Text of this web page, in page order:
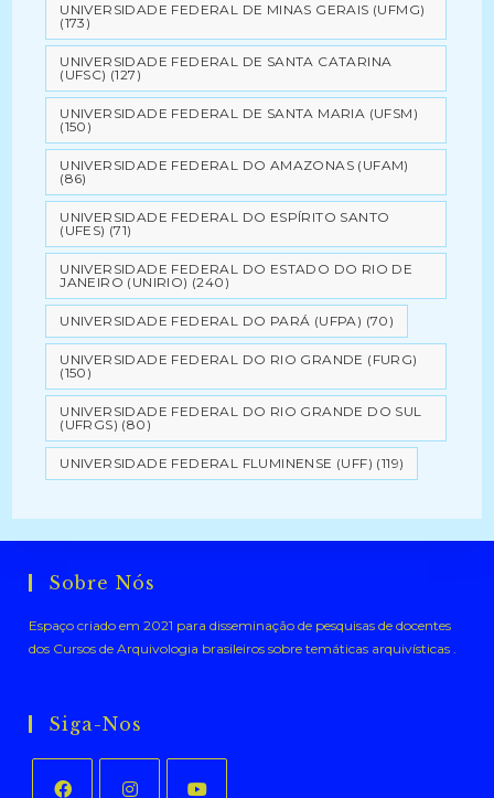
UNIVERSIDADE FEDERAL DE MINAS GERAIS (UFMG)
(173)
UNIVERSIDADE FEDERAL DE SANTA CATARINA
(UFSC) (127)
UNIVERSIDADE FEDERAL DE SANTA MARIA (UFSM)
(150)
UNIVERSIDADE FEDERAL DO AMAZONAS (UFAM)
(86)
UNIVERSIDADE FEDERAL DO ESPÍRITO SANTO
(UFES) (71)
UNIVERSIDADE FEDERAL DO ESTADO DO RIO DE
JANEIRO (UNIRIO) (240)
UNIVERSIDADE FEDERAL DO PARÁ (UFPA) (70)
UNIVERSIDADE FEDERAL DO RIO GRANDE (FURG)
(150)
UNIVERSIDADE FEDERAL DO RIO GRANDE DO SUL
(UFRGS) (80)
UNIVERSIDADE FEDERAL FLUMINENSE (UFF) (119)
Sobre Nós
Espaço criado em 2021 para disseminação de pesquisas de docentes
dos Cursos de Arquivologia brasileiros sobre temáticas arquivísticas .
Siga-Nos